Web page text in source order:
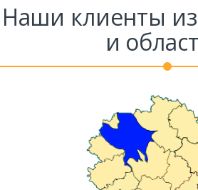
Наши клиенты
и